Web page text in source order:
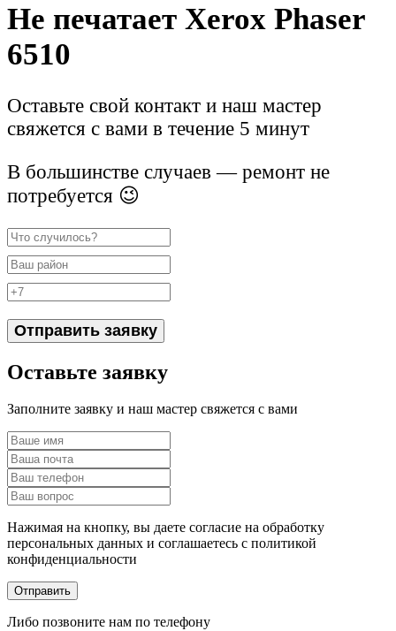
Не печатает Xerox Phaser
6510
Оставьте свой контакт и наш мастер
свяжется с вами в течение 5 минут
В большинстве случаев — ремонт не
потребуется 😉
Отправить заявку
Оставьте заявку
Заполните заявку и наш мастер свяжется с вами
Нажимая на кнопку, вы даете согласие на обработку
персональных данных и соглашаетесь c политикой
конфиденциальности
Отправить
Либо позвоните нам по телефону